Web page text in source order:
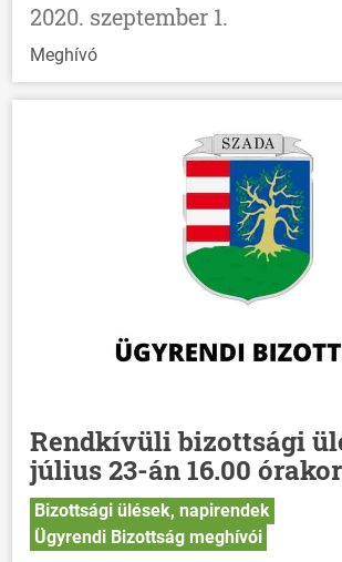
2020. szeptember 1.
Meghívó
Rendkívüli bizottsági
július 23-án 16.00 órakor
Bizottsági ülések, napirendek
Ügyrendi Bizottság meghívói